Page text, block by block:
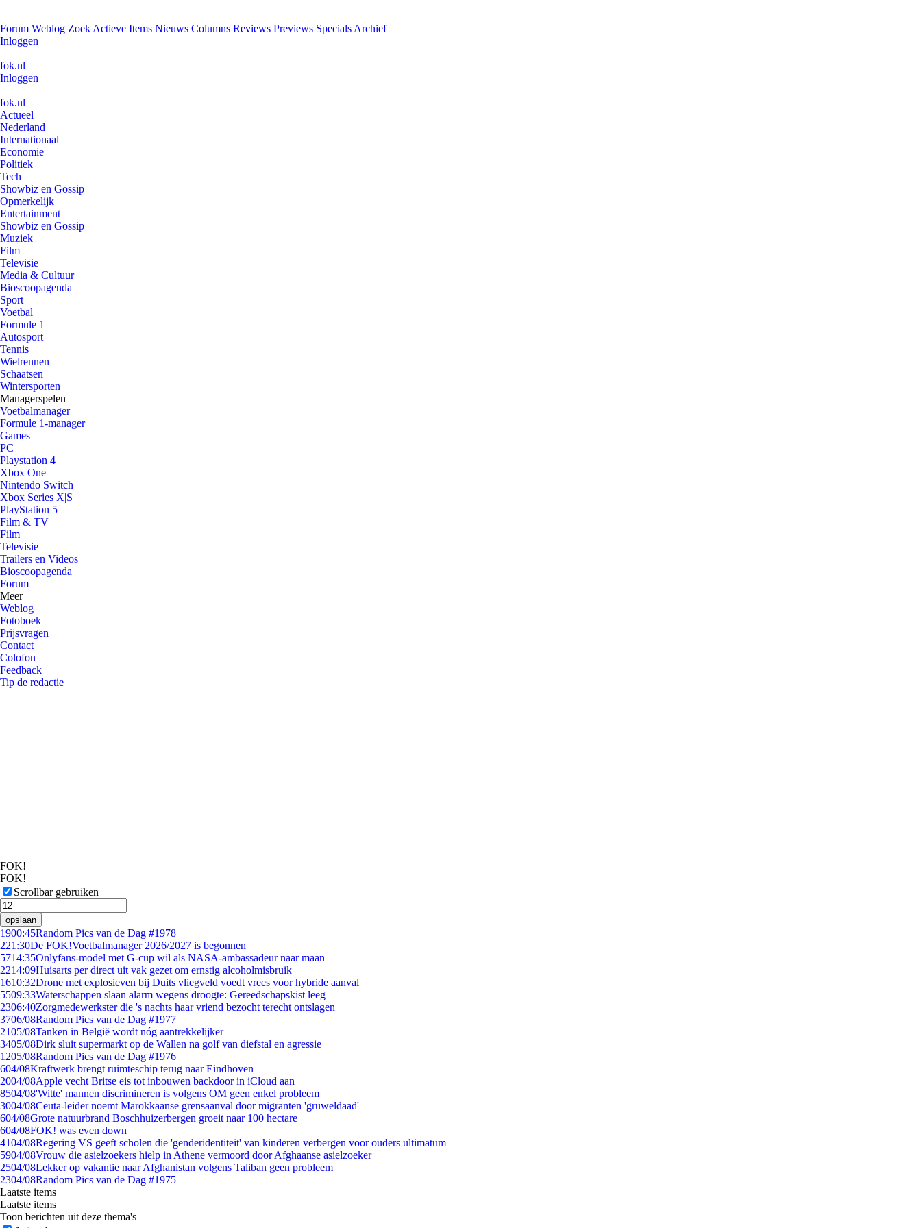
Forum Weblog Zoek Actieve Items Nieuws Columns Reviews Previews Specials Archief
Inloggen
fok.nl
Inloggen
fok.nl
Actueel
Nederland
Internationaal
Economie
Politiek
Tech
Showbiz en Gossip
Opmerkelijk
Entertainment
Showbiz en Gossip
Muziek
Film
Televisie
Media & Cultuur
Bioscoopagenda
Sport
Voetbal
Formule 1
Autosport
Tennis
Wielrennen
Schaatsen
Wintersporten
Managerspelen
Voetbalmanager
Formule 1-manager
Games
PC
Playstation 4
Xbox One
Nintendo Switch
Xbox Series X|S
PlayStation 5
Film & TV
Film
Televisie
Trailers en Videos
Bioscoopagenda
Forum
Meer
Weblog
Fotoboek
Prijsvragen
Contact
Colofon
Feedback
Tip de redactie
FOK!
FOK!
Scrollbar gebruiken
opslaan
1900:45Random Pics van de Dag #1978
221:30De FOK!Voetbalmanager 2026/2027 is begonnen
5714:35Onlyfans-model met G-cup wil als NASA-ambassadeur naar maan
2214:09Huisarts per direct uit vak gezet om ernstig alcoholmisbruik
1610:32Drone met explosieven bij Duits vliegveld voedt vrees voor hybride aanval
5509:33Waterschappen slaan alarm wegens droogte: Gereedschapskist leeg
2306:40Zorgmedewerkster die 's nachts haar vriend bezocht terecht ontslagen
3706/08Random Pics van de Dag #1977
2105/08Tanken in België wordt nóg aantrekkelijker
3405/08Dirk sluit supermarkt op de Wallen na golf van diefstal en agressie
1205/08Random Pics van de Dag #1976
604/08Kraftwerk brengt ruimteschip terug naar Eindhoven
2004/08Apple vecht Britse eis tot inbouwen backdoor in iCloud aan
8504/08'Witte' mannen discrimineren is volgens OM geen enkel probleem
3004/08Ceuta-leider noemt Marokkaanse grensaanval door migranten 'gruweldaad'
604/08Grote natuurbrand Boschhuizerbergen groeit naar 100 hectare
604/08FOK! was even down
4104/08Regering VS geeft scholen die 'genderidentiteit' van kinderen verbergen voor ouders ultimatum
5904/08Vrouw die asielzoekers hielp in Athene vermoord door Afghaanse asielzoeker
2504/08Lekker op vakantie naar Afghanistan volgens Taliban geen probleem
2304/08Random Pics van de Dag #1975
Laatste items
Laatste items
Toon berichten uit deze thema's